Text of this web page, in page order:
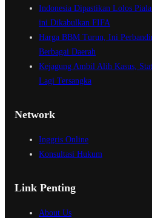
Indonesia Dipastikan Lolos
ini Dikabulkan FIFA
Harga BBM Turun, Ini
Berbagai Daerah
Kejagung Ambil Alih Kasus,
Lagi Tersangka
Network
Inggris Online
Konsultasi Hukum
Link Penting
About Us